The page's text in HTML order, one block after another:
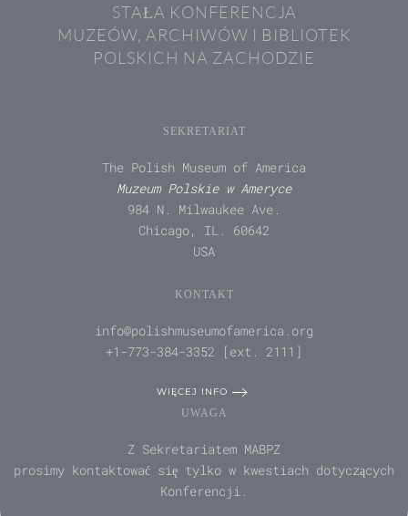
STAŁA KONFERENCJA
MUZEÓW, ARCHIWÓW I BIBLIOTEK
POLSKICH NA ZACHODZIE
SEKRETARIAT
The Polish Museum of America
Muzeum Polskie w Ameryce
984 N. Milwaukee Ave.
Chicago, IL. 60642
USA
KONTAKT
info@polishmuseumofamerica.org
+1-773-384-3352 [ext. 2111]
WIĘCEJ INFO
UWAGA
Z Sekretariatem MABPZ
prosimy kontaktować się tylko w kwestiach dotyczących
Konferencji.